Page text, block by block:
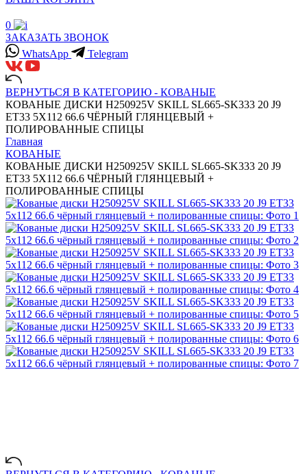
0
ЗАКАЗАТЬ ЗВОНОК
WhatsApp
Telegram
ВЕРНУТЬСЯ В КАТЕГОРИЮ - КОВАНЫЕ
КОВАНЫЕ ДИСКИ H250925V SKILL SL665-SK333 20 J9
ET33 5X112 66.6 ЧЁРНЫЙ ГЛЯНЦЕВЫЙ +
ПОЛИРОВАННЫЕ СПИЦЫ
Главная
КОВАНЫЕ
КОВАНЫЕ ДИСКИ H250925V SKILL SL665-SK333 20 J9
ET33 5X112 66.6 ЧЁРНЫЙ ГЛЯНЦЕВЫЙ +
ПОЛИРОВАННЫЕ СПИЦЫ